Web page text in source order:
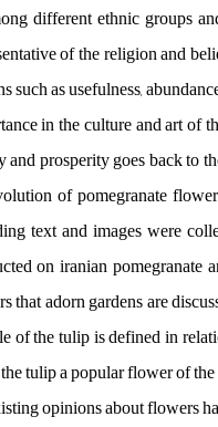
different ethnic groups
of the religion and
such as usefulness,
in the culture and art of
and prosperity goes back to
of pomegranate
text and images were
on iranian
that adorn gardens are
of the tulip is defined in
tulip a popular flower of
opinions about flowers